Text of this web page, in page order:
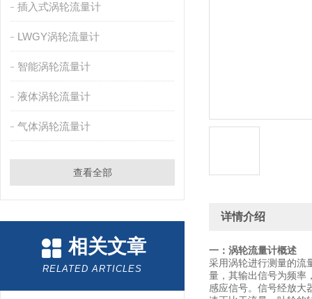
插入式涡轮流量计
LWGY涡轮流量计
智能涡轮流量计
液体涡轮流量计
气体涡轮流量计
查看全部
相关文章
RELATED ARTICLES
详情介绍
一：涡轮流量计概述
采用涡轮进行测量的流
量，其输出信号为频率
感应信号。信号经放大